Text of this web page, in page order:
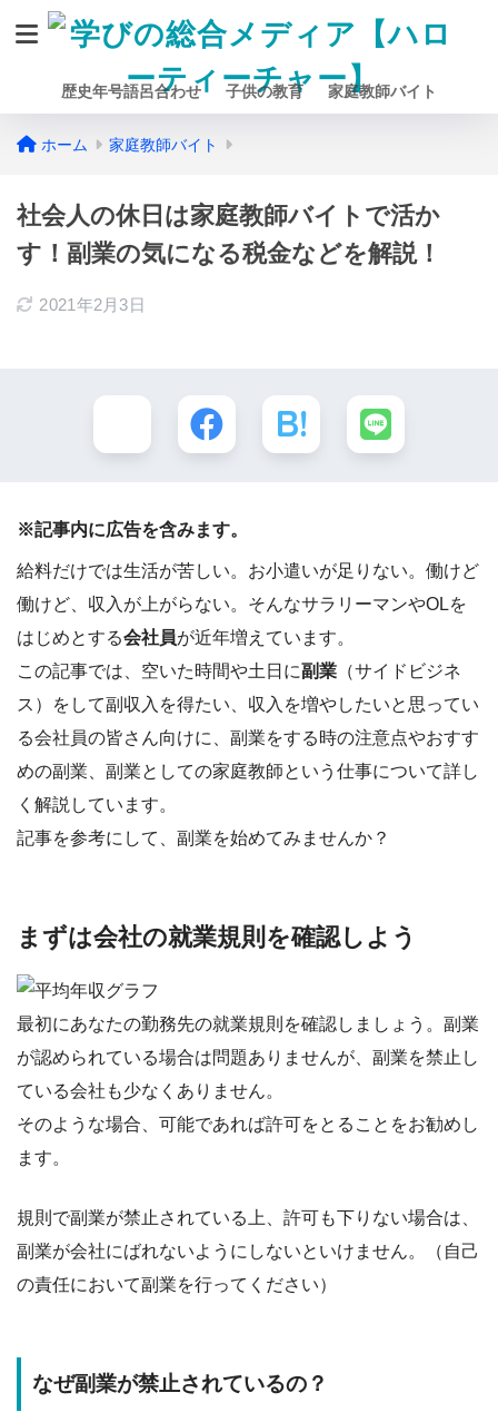
歴史年号語呂合わせ 子供の教育 家庭教師バイト
ホーム 家庭教師バイト
社会人の休日は家庭教師バイトで活か
す！副業の気になる税金などを解説！
2021年2月3日
※記事内に広告を含みます。
給料だけでは生活が苦しい。お小遣いが足りない。働けど
働けど、収入が上がらない。そんなサラリーマンやOLを
はじめとする会社員が近年増えています。
この記事では、空いた時間や土日に副業 （サイドビジネ
ス）をして副収入を得たい、収入を増やしたいと思ってい
る会社員の皆さん向けに、副業をする時の注意点やおすす
めの副業、副業としての家庭教師という仕事について詳し
く解説しています。
記事を参考にして、副業を始めてみませんか？
まずは会社の就業規則を確認しよう
最初にあなたの勤務先の就業規則を確認しましょう 。副業
が認められている場合は問題ありませんが、副業を禁止し
ている会社も少なくありません。
そのような場合、 可能であれば許可をとることをお勧めし
ます。
規則で副業が禁止されている上、許可も下りない場合は、
副業が会社にばれないようにしないといけません。（自己
の責任において副業を行ってください）
なぜ副業が禁止されているの？